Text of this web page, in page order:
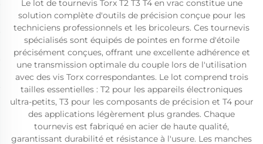
Le lot de tournevis Torx T2 T3 T4 en vrac constitue une
solution complète d'outils de précision conçue pour les
techniciens professionnels et les bricoleurs. Ces tournevis
spécialisés sont équipés de pointes en forme d'étoile
précisément conçues, offrant une excellente adhérence et
une transmission optimale du couple lors de l'utilisation
avec des vis Torx correspondantes. Le lot comprend trois
tailles essentielles : T2 pour les appareils électroniques
ultra-petits, T3 pour les composants de précision et T4 pour
des applications légèrement plus grandes. Chaque
tournevis est fabriqué en acier de haute qualité,
garantissant durabilité et résistance à l'usure. Les manches